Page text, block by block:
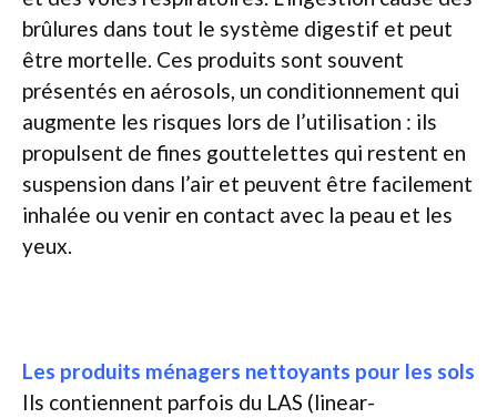
brûlures dans tout le système digestif et peut
être mortelle. Ces produits sont souvent
présentés en aérosols, un conditionnement qui
augmente les risques lors de l’utilisation : ils
propulsent de fines gouttelettes qui restent en
suspension dans l’air et peuvent être facilement
inhalée ou venir en contact avec la peau et les
yeux.
Les produits ménagers nettoyants pour les sols
Ils contiennent parfois du LAS (linear-